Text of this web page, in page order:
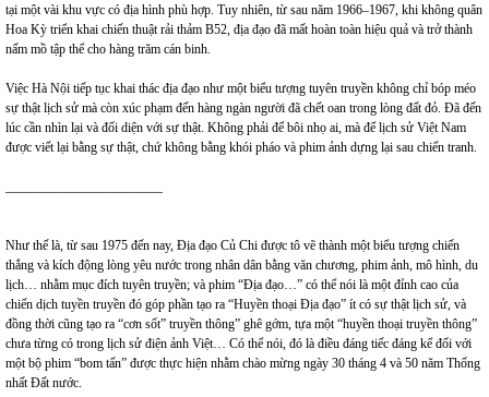
tại một vài khu vực có địa hình phù hợp. Tuy nhiên, từ sau năm 1966–1967, khi không quân
Hoa Kỳ triển khai chiến thuật rải thảm B52, địa đạo đã mất hoàn toàn hiệu quả và trở thành
nấm mồ tập thể cho hàng trăm cán binh.
Việc Hà Nội tiếp tục khai thác địa đạo như một biểu tượng tuyên truyền không chỉ bóp méo
sự thật lịch sử mà còn xúc phạm đến hàng ngàn người đã chết oan trong lòng đất đỏ. Đã đến
lúc cần nhìn lại và đối diện với sự thật. Không phải để bôi nhọ ai, mà để lịch sử Việt Nam
được viết lại bằng sự thật, chứ không bằng khói pháo và phim ảnh dựng lại sau chiến tranh.
Như thế là, từ sau 1975 đến nay, Địa đạo Củ Chi được tô vẽ thành một biểu tượng chiến
thắng và kích động lòng yêu nước trong nhân dân bằng văn chương, phim ảnh, mô hình, du
lịch… nhằm mục đích tuyên truyền; và phim “Địa đạo…” có thể nói là một đỉnh cao của
chiến dịch tuyền truyền đó góp phần tạo ra “Huyền thoại Địa đạo” ít có sự thật lịch sử, và
đồng thời cũng tạo ra “cơn sốt” truyền thông” ghê gớm, tựa một “huyền thoại truyền thông”
chưa từng có trong lịch sử điện ảnh Việt… Có thể nói, đó là điều đáng tiếc đáng kể đối với
một bộ phim “bom tấn” được thực hiện nhằm chào mừng ngày 30 tháng 4 và 50 năm Thống
nhất Đất nước.